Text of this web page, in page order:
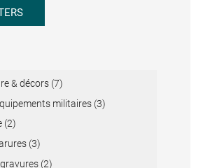
& décors (7)
militaires (3)
(2)
(3)
(2)